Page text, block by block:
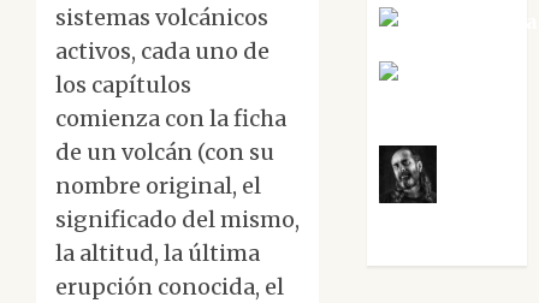
sistemas volcánicos
activos, cada uno de
los capítulos
comienza con la ficha
de un volcán (con su
nombre original, el
significado del mismo,
la altitud, la última
erupción conocida, el